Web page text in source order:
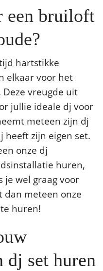
een bruiloft
hartstikke
elkaar voor het
vreugde uit
jullie ideale dj voor
meteen zijn dj
heeft zijn eigen set.
onze dj
huren,
je wel graag voor
dan meteen onze
huren!
dj set huren